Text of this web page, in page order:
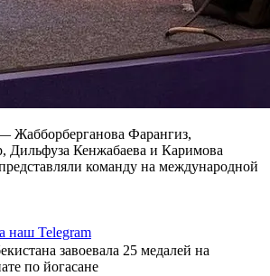
Жабборберганова Фарангиз,
Дильфуза Кенжабаева и Каримова
команду на международной
наш Telegram
завоевала 25 медалей на
по йогасане